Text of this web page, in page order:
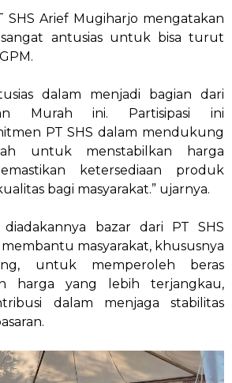
SHS Arief Mugiharjo mengatakan
antusias untuk bisa turut
dalam menjadi bagian dari
Murah ini. Partisipasi ini
PT SHS dalam mendukung
untuk menstabilkan harga
ketersediaan produk
bagi masyarakat.” ujarnya.
bazar dari PT SHS
masyarakat, khususnya
untuk memperoleh beras
harga yang lebih terjangkau,
dalam menjaga stabilitas